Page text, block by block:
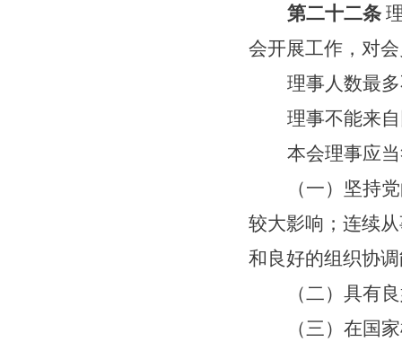
第二十二条
会开展工作，对
理事人数最
理事不能来
本会理事应
（一）坚持
较大影响；连续
和良好的组织协
（二）具有
（三）在国